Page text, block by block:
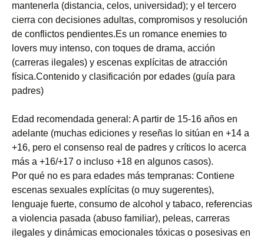
mantenerla (distancia, celos, universidad); y el tercero
cierra con decisiones adultas, compromisos y resolución
de conflictos pendientes.Es un romance enemies to
lovers muy intenso, con toques de drama, acción
(carreras ilegales) y escenas explícitas de atracción
física.Contenido y clasificación por edades (guía para
padres)
Edad recomendada general: A partir de 15-16 años en
adelante (muchas ediciones y reseñas lo sitúan en +14 a
+16, pero el consenso real de padres y críticos lo acerca
más a +16/+17 o incluso +18 en algunos casos).
Por qué no es para edades más tempranas: Contiene
escenas sexuales explícitas (o muy sugerentes),
lenguaje fuerte, consumo de alcohol y tabaco, referencias
a violencia pasada (abuso familiar), peleas, carreras
ilegales y dinámicas emocionales tóxicas o posesivas en